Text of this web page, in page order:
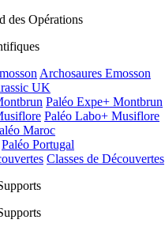
des Opérations
Archosaures Emosson
UK
Paléo Expe+ Montbrun
Paléo Labo+ Musiflore
Maroc
Paléo Portugal
Classes de Découvertes